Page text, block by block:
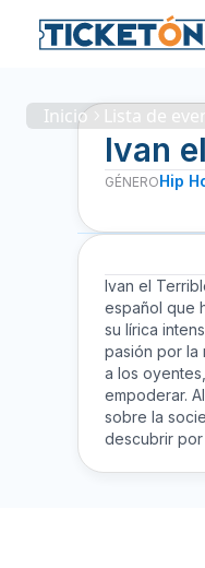
Inicio Lista de
Ivan
GÉNEROHip
Ivan el
español que
su lírica
pasión por la
a los
empoderar.
sobre la
descubrir por